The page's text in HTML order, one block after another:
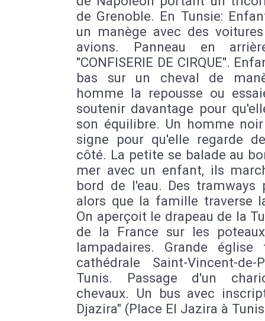
de Grenoble. En Tunsie:
un manège avec des
avions. Panneau en
"CONFISERIE DE CIRQUE".
bas sur un cheval de
homme la repousse ou
soutenir davantage pour
son équilibre. Un homme
signe pour qu'elle regarde
côté. La petite se balade au
mer avec un enfant, ils
bord de l'eau. Des tramways
alors que la famille traverse
On aperçoit le drapeau de la
de la France sur les
lampadaires. Grande église
cathédrale Saint-Vincent-de-
Tunis. Passage d'un
chevaux. Un bus avec
Djazira" (Place El Jazira à